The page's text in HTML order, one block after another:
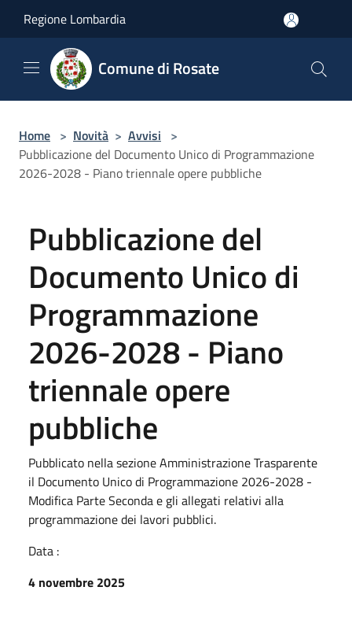
Regione Lombardia
Comune di Rosate
Home > Novità > Avvisi >
Pubblicazione del Documento Unico di Programmazione
2026-2028 - Piano triennale opere pubbliche
Pubblicazione del
Documento Unico di
Programmazione
2026-2028 - Piano
triennale opere
pubbliche
Pubblicato nella sezione Amministrazione Trasparente
il Documento Unico di Programmazione 2026-2028 -
Modifica Parte Seconda e gli allegati relativi alla
programmazione dei lavori pubblici.
Data :
4 novembre 2025